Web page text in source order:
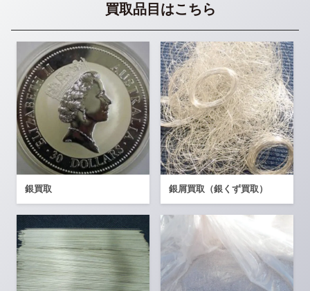
買取品目はこちら
銀買取 銀屑買取（銀くず買取）